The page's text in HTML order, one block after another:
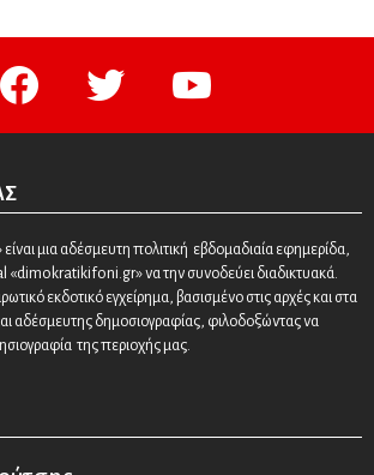
facebook twitter youtube
μια αδέσμευτη πολιτική εβδομαδιαία εφημερίδα,
«dimokratikifoni.gr» να την συνοδεύει διαδικτυακά.
εκδοτικό εγχείρημα, βασισμένο στις αρχές και στα
αδέσμευτης δημοσιογραφίας, φιλοδοξώντας να
της περιοχής μας.